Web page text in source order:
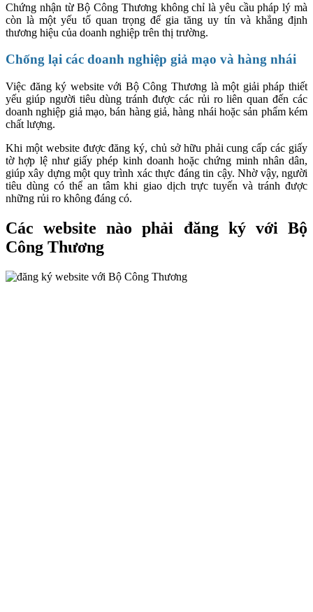
Chứng nhận từ Bộ Công Thương không chỉ là yêu cầu pháp lý mà
còn là một yếu tố quan trọng để gia tăng uy tín và khẳng định
thương hiệu của doanh nghiệp trên thị trường.
Chống lại các doanh nghiệp giả mạo và hàng nhái
Việc đăng ký website với Bộ Công Thương là một giải pháp thiết
yếu giúp người tiêu dùng tránh được các rủi ro liên quan đến các
doanh nghiệp giả mạo, bán hàng giả, hàng nhái hoặc sản phẩm kém
chất lượng.
Khi một website được đăng ký, chủ sở hữu phải cung cấp các giấy
tờ hợp lệ như giấy phép kinh doanh hoặc chứng minh nhân dân,
giúp xây dựng một quy trình xác thực đáng tin cậy. Nhờ vậy, người
tiêu dùng có thể an tâm khi giao dịch trực tuyến và tránh được
những rủi ro không đáng có.
Các website nào phải đăng ký với Bộ
Công Thương